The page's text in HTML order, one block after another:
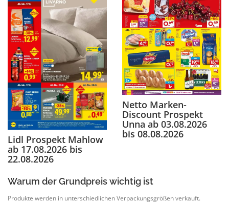
Lidl Prospekt Mahlow
ab 17.08.2026 bis
22.08.2026
Netto Marken-
Discount Prospekt
Unna ab 03.08.2026
bis 08.08.2026
Warum der Grundpreis wichtig ist
Produkte werden in unterschiedlichen Verpackungsgrößen verkauft.